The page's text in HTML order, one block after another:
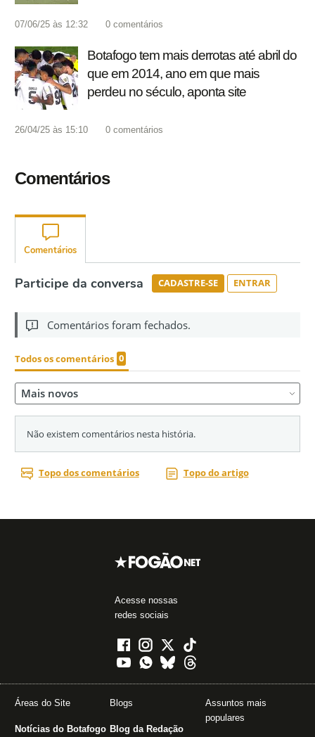
07/06/25 às 12:32 0 comentários
Botafogo tem mais derrotas até abril do
que em 2014, ano em que mais
perdeu no século, aponta site
26/04/25 às 15:10 0 comentários
Comentários
Acesse nossas
redes sociais
Áreas do Site
Notícias do Botafogo
Blogs
Blog da Redação
Assuntos mais
populares